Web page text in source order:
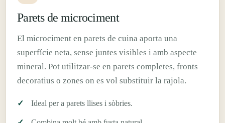
Parets de microciment
El microciment en parets de cuina aporta una
superfície neta, sense juntes visibles i amb aspecte
mineral. Pot utilitzar-se en parets completes, fronts
decoratius o zones on es vol substituir la rajola.
Ideal per a parets llises i sòbries.